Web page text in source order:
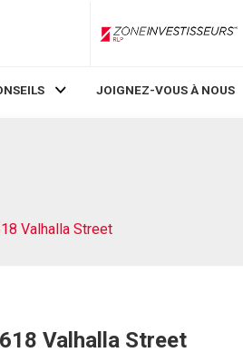
JOIGNEZ-VOUS À NOUS
Valhalla Street
Valhalla Street